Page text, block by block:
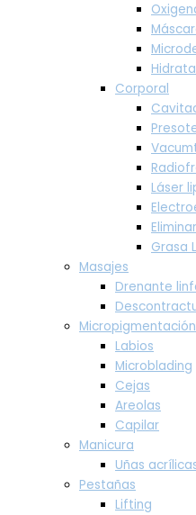
Corporal
Láser
Grasa
Masajes
Drenante
Micropigmentación
Labios
Microblading
Cejas
Areolas
Capilar
Manicura
Uñas
Pestañas
Lifting